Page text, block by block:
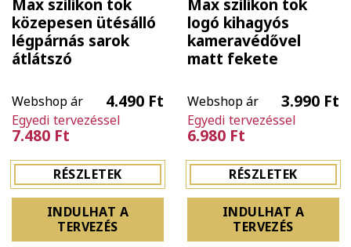
Max szilikon tok
közepesen ütésálló
légpárnás sarok
átlátszó
Webshop ár 4.490 Ft
Egyedi tervezéssel
7.480 Ft
RÉSZLETEK
INDULHAT A
TERVEZÉS
Max szilikon tok
logó kihagyós
kameravédővel
matt fekete
Webshop ár 3.990 Ft
Egyedi tervezéssel
6.980 Ft
RÉSZLETEK
INDULHAT A
TERVEZÉS